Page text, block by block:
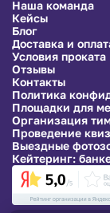
Наша команда
Кейсы
Блог
Доставка и
Условия проката
Отзывы
Контакты
Политика
Площадки для
Организация
Проведение
Выездные
Кейтеринг: